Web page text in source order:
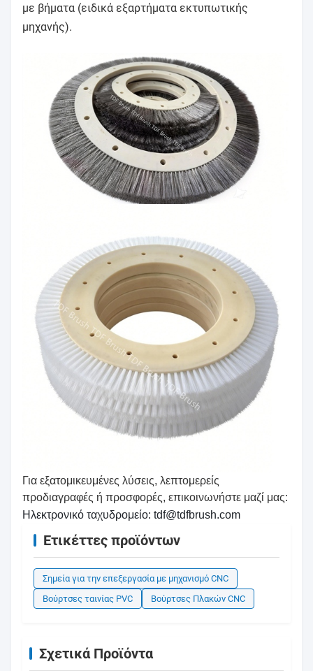
με βήματα (ειδικά εξαρτήματα εκτυπωτικής
μηχανής).
Για εξατομικευμένες λύσεις, λεπτομερείς
προδιαγραφές ή προσφορές, επικοινωνήστε μαζί μας:
Ηλεκτρονικό ταχυδρομείο: tdf@tdfbrush.com
Ετικέττες προϊόντων
Σημεία για την επεξεργασία με μηχανισμό CNC
Βούρτσες ταινίας PVC
Βούρτσες Πλακών CNC
Σχετικά Προϊόντα